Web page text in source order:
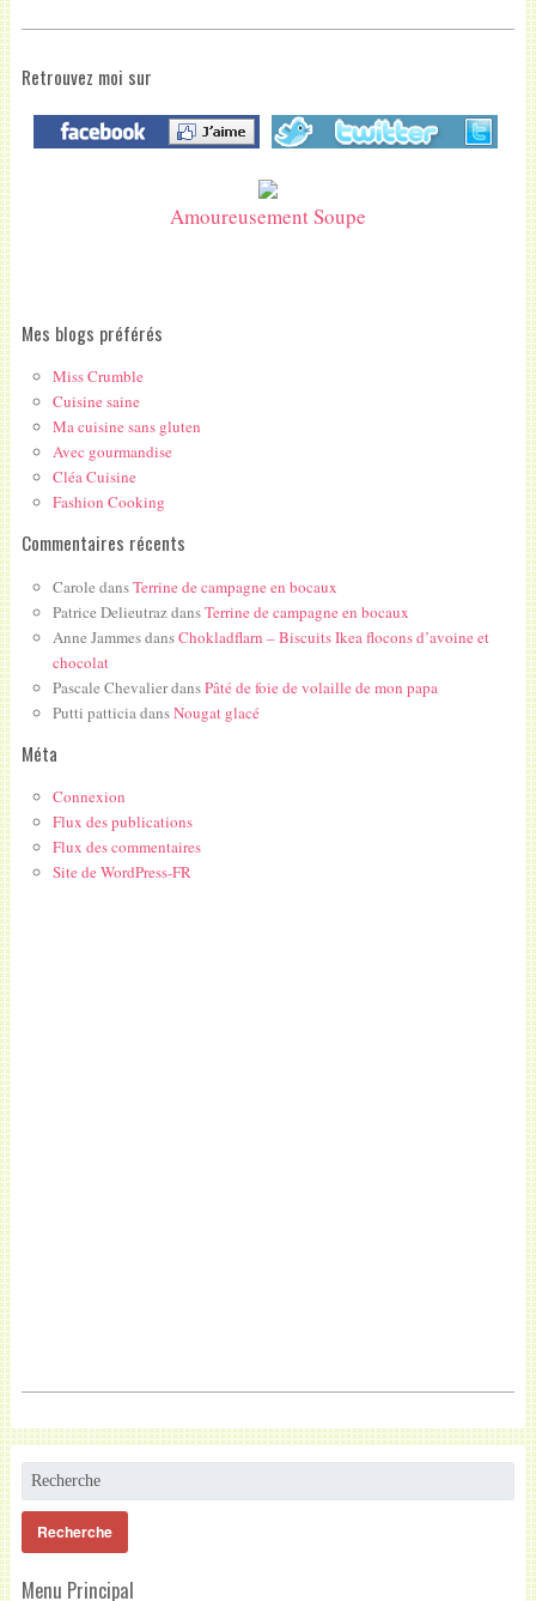
Retrouvez moi sur
Amoureusement Soupe
Mes blogs préférés
Miss Crumble
Cuisine saine
Ma cuisine sans gluten
Avec gourmandise
Cléa Cuisine
Fashion Cooking
Commentaires récents
Carole dansTerrine de campagne en bocaux
Patrice DelieutrazdansTerrine de campagne en bocaux
Anne JammesdansChokladflarn – Biscuits Ikea flocons d’avoine et
chocolat
Pascale ChevalierdansPâté de foie de volaille de mon papa
Putti patticiadansNougat glacé
Méta
Connexion
Flux des publications
Flux des commentaires
Site de WordPress-FR
Menu Principal